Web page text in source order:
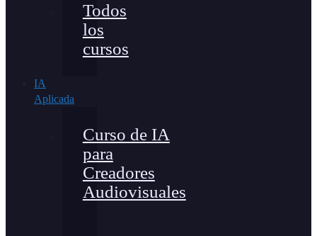
Todos
los
cursos
IA
Aplicada
Curso de IA
para
Creadores
Audiovisuales